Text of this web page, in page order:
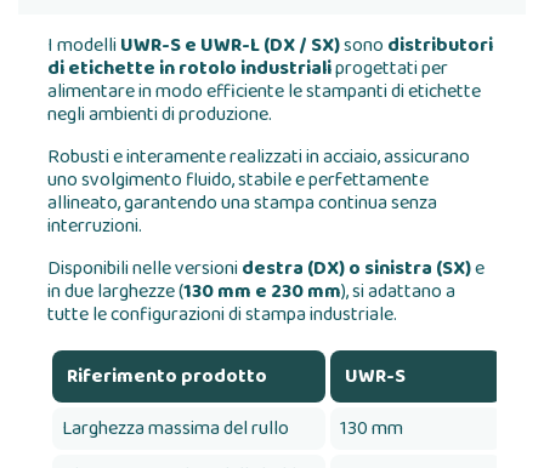
I modelliUWR-S e UWR-L (DX / SX)sono distributori
di etichette in rotolo industrialiprogettati per
alimentare in modo efficiente le stampanti di etichette
negli ambienti di produzione.
Robusti e interamente realizzati in acciaio, assicurano
uno svolgimento fluido, stabile e perfettamente
allineato, garantendo una stampa continua senza
interruzioni.
Disponibili nelle versionidestra (DX) o sinistra (SX)e
in due larghezze (130 mm e 230 mm), si adattano a
tutte le configurazioni di stampa industriale.
Riferimento prodotto UWR-S
Larghezza massima del rullo
130 mm